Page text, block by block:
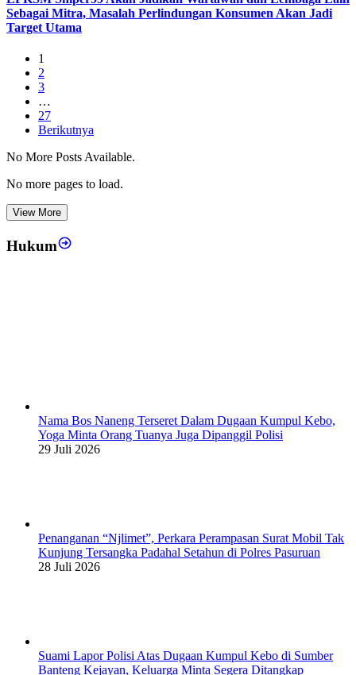
Sebagai Mitra, Masalah Perlindungan Konsumen Akan Jadi
Target Utama
1
2
3
…
27
Berikutnya
No More Posts Available.
No more pages to load.
View More
Hukum
Nama Bos Naneng Terseret Dalam Dugaan Kumpul Kebo,
Yoga Minta Orang Tuanya Juga Dipanggil Polisi
29 Juli 2026
Penanganan “Njlimet”, Perkara Perampasan Surat Mobil Tak
Kunjung Tersangka Padahal Setahun di Polres Pasuruan
28 Juli 2026
Suami Lapor Polisi Atas Dugaan Kumpul Kebo di Sumber
Banteng Kejayan, Keluarga Minta Segera Ditangkap